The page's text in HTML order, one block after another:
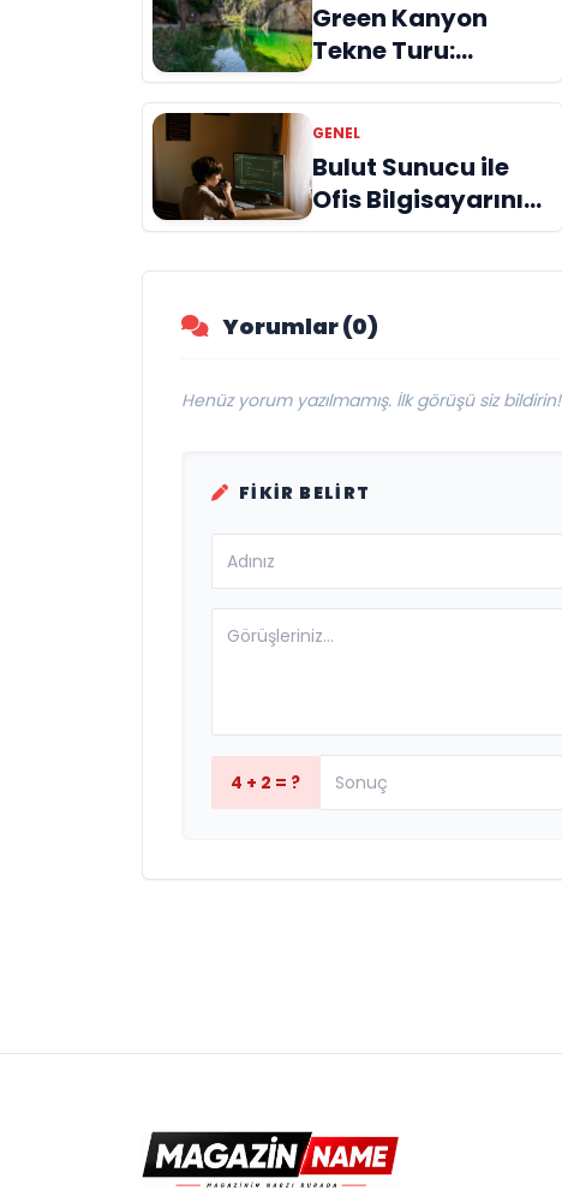
Green Kanyon
Tekne Turu:
Doğanın Kalbinde
Deneyim
GENEL
Bulut Sunucu ile
Ofis Bilgisayarınızı
İnternete Taşıyın
Yorumlar (0)
Henüz yorum yazılmamış. İlk görüşü siz bildirin!
FIKIR BELIRT
4 + 2 = ?